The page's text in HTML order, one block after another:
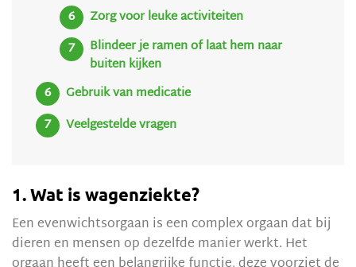
Zorg voor leuke activiteiten
Blindeer je ramen of laat hem naar
buiten kijken
Gebruik van medicatie
Veelgestelde vragen
1. Wat is wagenziekte?
Een evenwichtsorgaan is een complex orgaan dat bij
dieren en mensen op dezelfde manier werkt. Het